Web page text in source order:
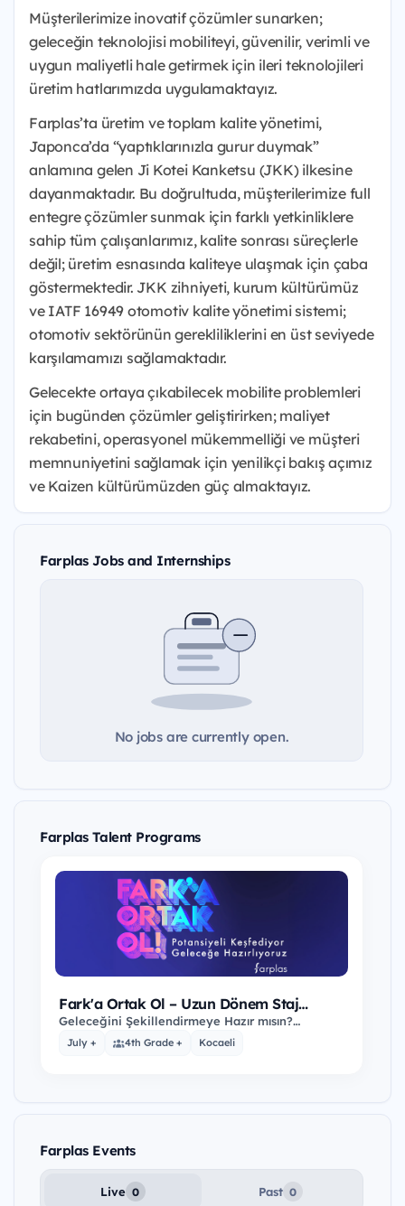
Müşterilerimize inovatif çözümler sunarken;
geleceğin teknolojisi mobiliteyi, güvenilir, verimli ve
uygun maliyetli hale getirmek için ileri teknolojileri
üretim hatlarımızda uygulamaktayız.
Farplas’ta üretim ve toplam kalite yönetimi,
Japonca’da “yaptıklarınızla gurur duymak”
anlamına gelen Ji Kotei Kanketsu (JKK) ilkesine
dayanmaktadır. Bu doğrultuda, müşterilerimize full
entegre çözümler sunmak için farklı yetkinliklere
sahip tüm çalışanlarımız, kalite sonrası süreçlerle
değil; üretim esnasında kaliteye ulaşmak için çaba
göstermektedir. JKK zihniyeti, kurum kültürümüz
ve IATF 16949 otomotiv kalite yönetimi sistemi;
otomotiv sektörünün gerekliliklerini en üst seviyede
karşılamamızı sağlamaktadır.
Gelecekte ortaya çıkabilecek mobilite problemleri
için bugünden çözümler geliştirirken; maliyet
rekabetini, operasyonel mükemmelliği ve müşteri
memnuniyetini sağlamak için yenilikçi bakış açımız
ve Kaizen kültürümüzden güç almaktayız.
Farplas Jobs and Internships
No jobs are currently open.
Farplas Talent Programs
Fark'a Ortak Ol – Uzun Dönem Staj
Programı (2025–2026)
Geleceğini Şekillendirmeye Hazır mısın?
Farplas’ın, geleceğin mühendislerini,
July + 4th Grade + Kocaeli
Farplas Events
Live 0 Past 0